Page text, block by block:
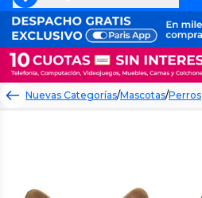
Nuevas Categorías/Mascotas/Perros